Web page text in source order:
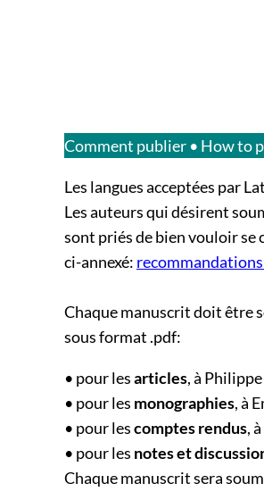
Comment publier • How to
Les langues acceptées par
Les auteurs qui désirent
sont priés de bien vouloir
ci-annexé:
Chaque manuscrit doit être
sous format .pdf:
• pour lesarticles, à
• pour les monographies, à
• pour lescomptes rendus,
• pour les notes et
Chaque manuscrit sera